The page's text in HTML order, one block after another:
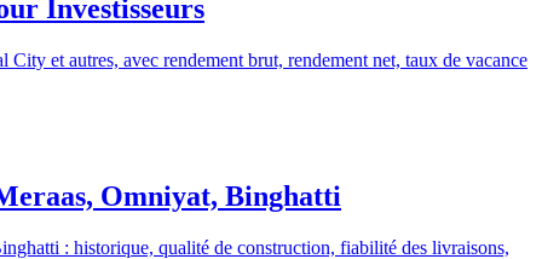
Investisseurs
et autres, avec rendement brut, rendement net, taux de vacance
Omniyat, Binghatti
: historique, qualité de construction, fiabilité des livraisons,